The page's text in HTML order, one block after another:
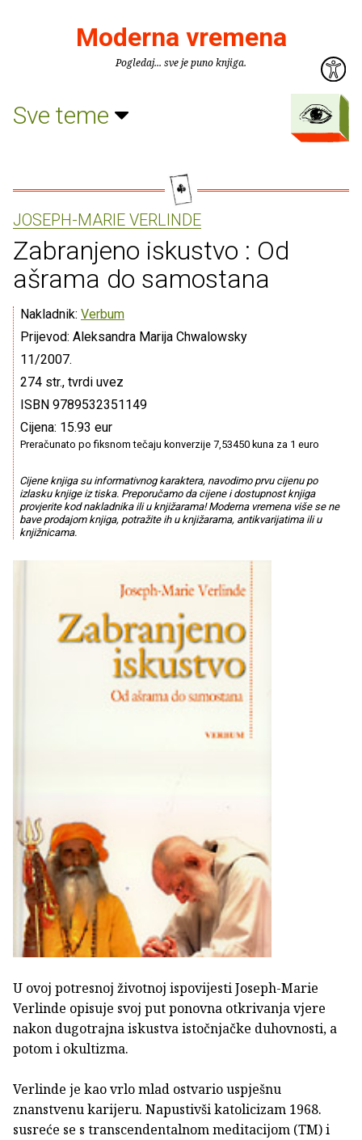
Moderna vremena
Pogledaj... sve je puno knjiga.
Sve teme
JOSEPH-MARIE VERLINDE
Zabranjeno iskustvo : Od
ašrama do samostana
Nakladnik: Verbum
Prijevod: Aleksandra Marija Chwalowsky
11/2007.
274 str., tvrdi uvez
ISBN 9789532351149
Cijena: 15.93 eur
Preračunato po fiksnom tečaju konverzije 7,53450 kuna za 1 euro
Cijene knjiga su informativnog karaktera, navodimo prvu cijenu po
izlasku knjige iz tiska. Preporučamo da cijene i dostupnost knjiga
provjerite kod nakladnika ili u knjižarama! Moderna vremena više se ne
bave prodajom knjiga, potražite ih u knjižarama, antikvarijatima ili u
knjižnicama.
U ovoj potresnoj životnoj ispovijesti Joseph-Marie
Verlinde opisuje svoj put ponovna otkrivanja vjere
nakon dugotrajna iskustva istočnjačke duhovnosti, a
potom i okultizma.
Verlinde je kao vrlo mlad ostvario uspješnu
znanstvenu karijeru. Napustivši katolicizam 1968.
susreće se s transcendentalnom meditacijom (TM) i